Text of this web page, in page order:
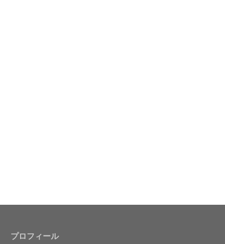
プロフィール